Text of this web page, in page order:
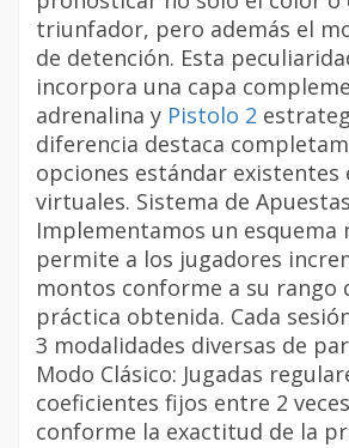
triunfador, pero además el
de detención. Esta
incorpora una capa
adrenalina y Pistolo 2
diferencia destaca
opciones estándar existentes
virtuales. Sistema de
Implementamos un esquema
permite a los jugadores
montos conforme a su rango
práctica obtenida. Cada
3 modalidades diversas de
Modo Clásico: Jugadas
coeficientes fijos entre 2
conforme la exactitud de la